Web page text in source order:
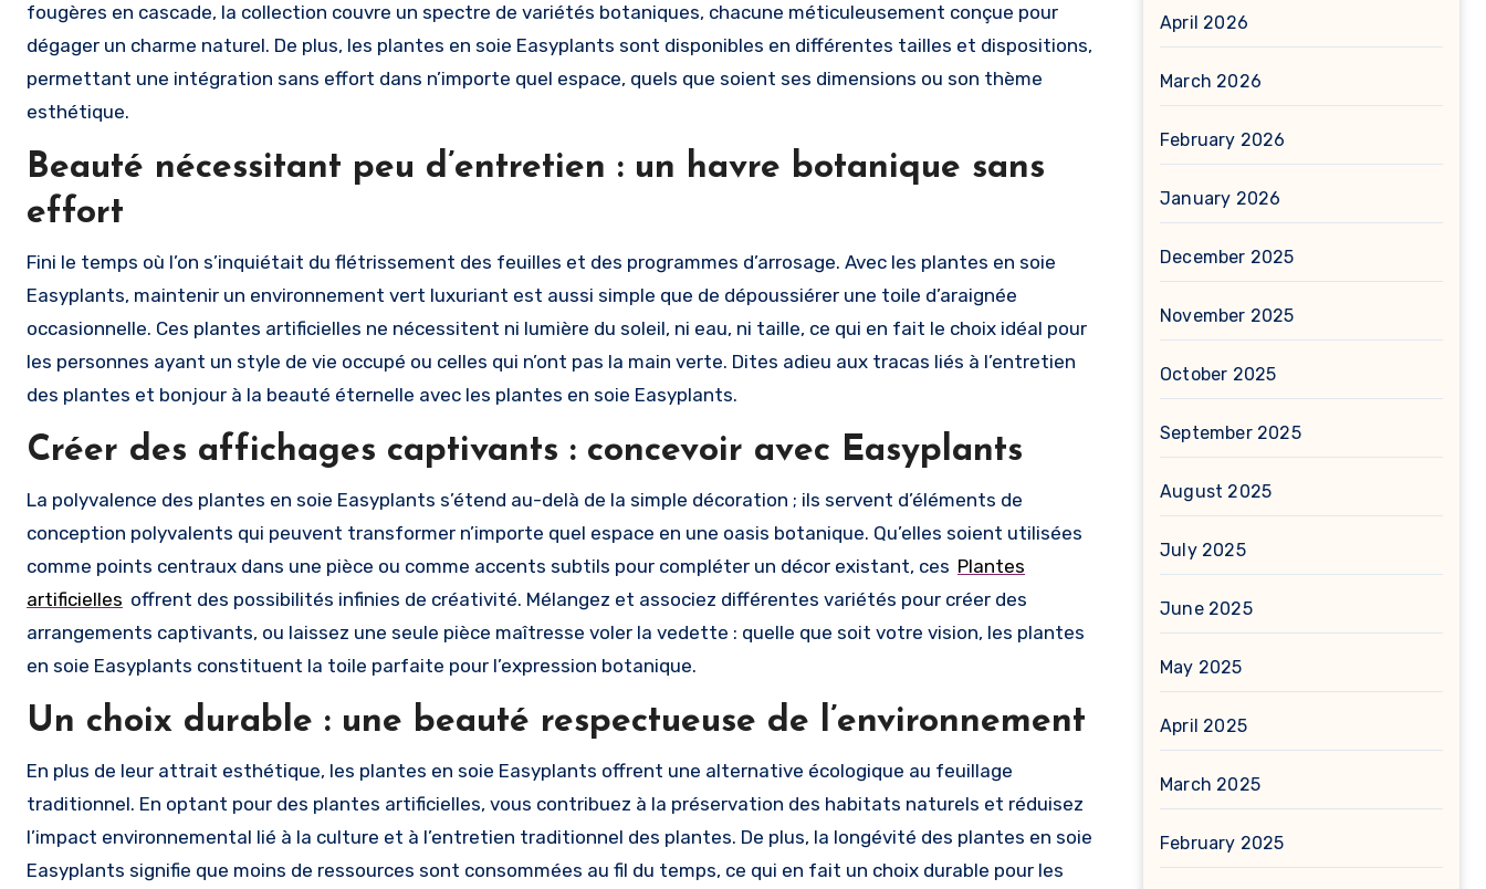
fougères en cascade, la collection couvre un spectre de variétés botaniques, chacune méticuleusement conçue pour
dégager un charme naturel. De plus, les plantes en soie Easyplants sont disponibles en différentes tailles et dispositions,
permettant une intégration sans effort dans n’importe quel espace, quels que soient ses dimensions ou son thème
esthétique.
Beauté nécessitant peu d’entretien : un havre botanique sans
effort
Fini le temps où l’on s’inquiétait du flétrissement des feuilles et des programmes d’arrosage. Avec les plantes en soie
Easyplants, maintenir un environnement vert luxuriant est aussi simple que de dépoussiérer une toile d’araignée
occasionnelle. Ces plantes artificielles ne nécessitent ni lumière du soleil, ni eau, ni taille, ce qui en fait le choix idéal pour
les personnes ayant un style de vie occupé ou celles qui n’ont pas la main verte. Dites adieu aux tracas liés à l’entretien
des plantes et bonjour à la beauté éternelle avec les plantes en soie Easyplants.
Créer des affichages captivants : concevoir avec Easyplants
La polyvalence des plantes en soie Easyplants s’étend au-delà de la simple décoration ; ils servent d’éléments de
conception polyvalents qui peuvent transformer n’importe quel espace en une oasis botanique. Qu’elles soient utilisées
comme points centraux dans une pièce ou comme accents subtils pour compléter un décor existant, ces Plantes
artificielles offrent des possibilités infinies de créativité. Mélangez et associez différentes variétés pour créer des
arrangements captivants, ou laissez une seule pièce maîtresse voler la vedette : quelle que soit votre vision, les plantes
en soie Easyplants constituent la toile parfaite pour l’expression botanique.
Un choix durable : une beauté respectueuse de l’environnement
En plus de leur attrait esthétique, les plantes en soie Easyplants offrent une alternative écologique au feuillage
traditionnel. En optant pour des plantes artificielles, vous contribuez à la préservation des habitats naturels et réduisez
l’impact environnemental lié à la culture et à l’entretien traditionnel des plantes. De plus, la longévité des plantes en soie
Easyplants signifie que moins de ressources sont consommées au fil du temps, ce qui en fait un choix durable pour les
April 2026
March 2026
February 2026
January 2026
December 2025
November 2025
October 2025
September 2025
August 2025
July 2025
June 2025
May 2025
April 2025
March 2025
February 2025